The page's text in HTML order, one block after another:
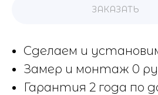
ЗАКАЗАТЬ
Сделаем и
Замер и монтаж 0
Гарантия 2 года по